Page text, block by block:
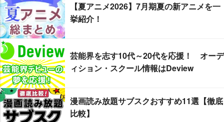
【夏アニメ2026】7月期夏の新アニメを一
挙紹介！
芸能界を志す10代～20代を応援！ オーデ
ィション・スクール情報はDeview
漫画読み放題サブスクおすすめ11選【徹底
比較】